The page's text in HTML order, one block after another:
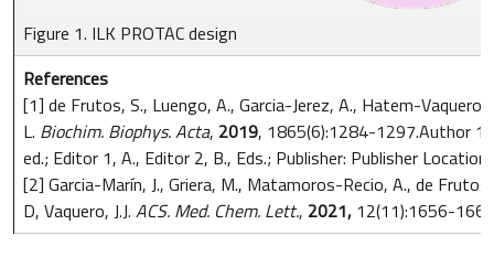
Figure 1. ILK PROTAC design
References
[1] de Frutos, S., Luengo, A., Garcia-Jerez, A., Hatem-Vaquero,
L. Biochim. Biophys. Acta, 2019, 1865(6):1284-1297.Author
ed.; Editor 1, A., Editor 2, B., Eds.; Publisher: Publisher
[2] Garcia-Marín, J., Griera, M., Matamoros-Recio, A., de
D, Vaquero, J.J. ACS. Med. Chem. Lett., 2021, 12(11):1656-